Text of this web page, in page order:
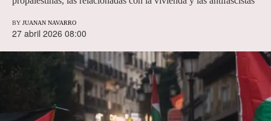
BY JUANAN NAVARRO
27 abril 2026 08:00